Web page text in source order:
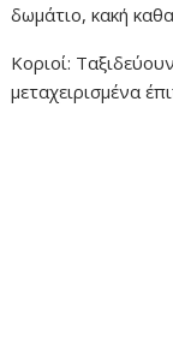
δωμάτιο, κακή
Κοριοί:
μεταχειρισμένα